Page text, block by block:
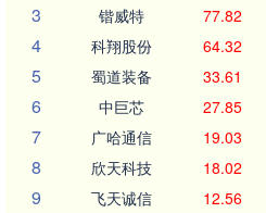
3 锴威特 77.82
4 科翔股份 64.32
5 蜀道装备 33.61
6 中巨芯 27.85
7 广哈通信 19.03
8 欣天科技 18.02
9 飞天诚信 12.56